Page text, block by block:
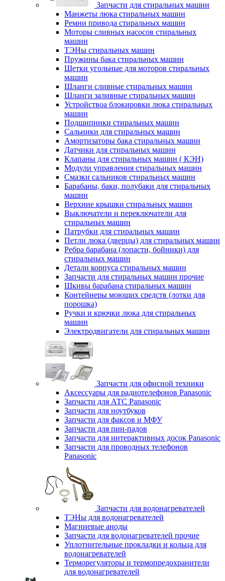
Запчасти для стиральных машин
Манжеты люка стиральных машин
Ремни привода стиральных машин
Моторы сливных насосов стиральных
машин
ТЭНы стиральных машин
Пружины бака стиральных машин
Щетки угольные для моторов стиральных
машин
Шланги сливные стиральных машин
Шланги заливные стиральных машин
Устройствоа блокировки люка стиральных
машин
Подшипники стиральных машин
Сальники для стиральных машин
Амортизаторы бака стиральных машин
Датчики для стиральных машин
Клапаны для стиральных машин ( КЭН)
Модули управления стиральных машин
Смазки сальников стиральных машин
Барабаны, баки, полубаки для стиральных
машин
Верхние крышки стиральных машин
Выключатели и переключатели для
стиральных машин
Патрубки для стиральных машин
Петли люка (дверцы) для стиральных машин
Ребра барабана (лопасти, бойники) для
стиральных машин
Детали корпуса стиральных машин
Запчасти для стиральных машин прочие
Шкивы барабана стиральных машин
Контейнеры моющих средств (лотки для
порошка)
Ручки и крючки люка для стиральных
машин
Электродвигатели для стиральных машин
Запчасти для офисной техники
Аксессуары для радиотелефонов Panasonic
Запчасти для АТС Panasonic
Запчасти для ноутбуков
Запчасти для факсов и МФУ
Запчасти для пин-падов
Запчасти для интерактивных досок Panasonic
Запчасти для проводных телефонов
Panasonic
Запчасти для водонагревателей
ТЭНы для водонагревателей
Магниевые аноды
Запчасти для водонагревателей прочие
Уплотнительные прокладки и кольца для
водонагревателей
Терморегуляторы и термопредохранители
для водонагревателей